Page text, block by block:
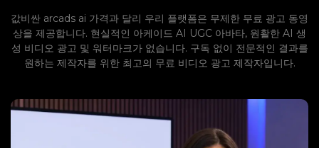
값비싼 arcads ai 가격과 달리 우리 플랫폼은 무제한 무료 광고 동영
상을 제공합니다. 현실적인 아케이드 AI UGC 아바타, 원활한 AI 생
성 비디오 광고 및 워터마크가 없습니다. 구독 없이 전문적인 결과를
원하는 제작자를 위한 최고의 무료 비디오 광고 제작자입니다.